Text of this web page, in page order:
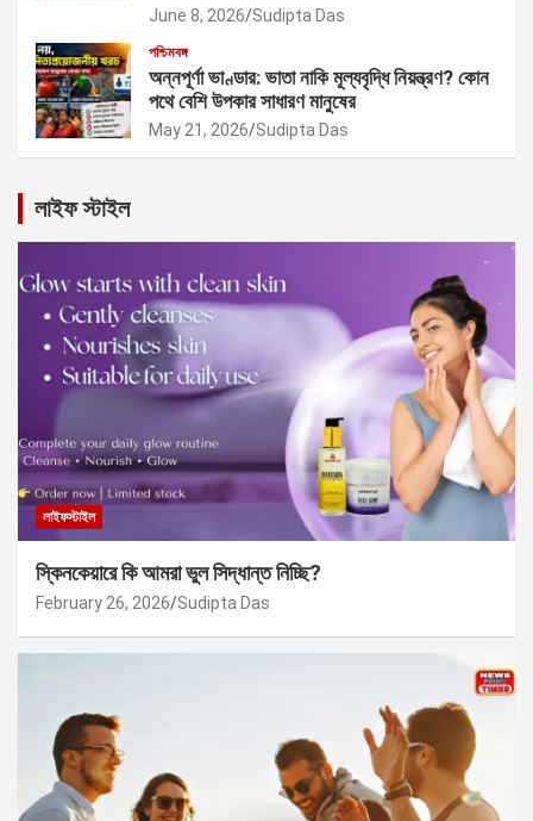
June 8, 2026 Sudipta Das
পশ্চিমবঙ্গ
অন্নপূর্ণা ভাণ্ডার: ভাতা নাকি মূল্যবৃদ্ধি নিয়ন্ত্রণ? কোন
পথে বেশি উপকার সাধারণ মানুষের
May 21, 2026 Sudipta Das
লাইফ স্টাইল
লাইফস্টাইল
স্কিনকেয়ারে কি আমরা ভুল সিদ্ধান্ত নিচ্ছি?
February 26, 2026 Sudipta Das